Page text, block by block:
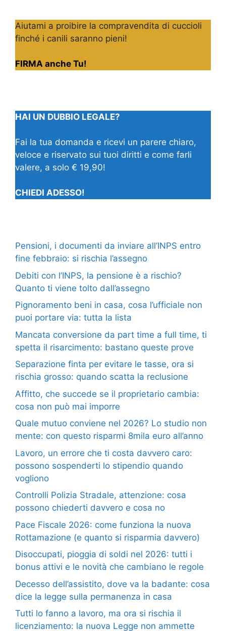
Aiutami a proibire la compravendita di cuccioli
finché i canili saranno pieni!
FIRMA anche Tu!
HAI UN DUBBIO LEGALE?
Fai la tua domanda e ricevi un parere chiaro,
veloce e riservato sui tuoi diritti e come farli
valere, a solo € 19,90!
CHIEDI ADESSO!
Pensioni, i documenti da inviare all’INPS entro
fine febbraio: si rischia l’assegno
Debiti con l’INPS, la pensione è a rischio?
Quanto ti viene tolto dall’assegno
Pignoramento beni in casa, cosa l’ufficiale non
puoi portare via: tutta la lista
Mancata conversione da part time a full time, ti
spetta il risarcimento: bastano queste prove
Separazione finta per evitare le tasse, ora si
rischia grosso: quando scatta la reclusione
Affitto, che succede se il proprietario cambia:
cosa non può mai imporre
Quale mutuo conviene nel 2026? Lo studio non
mente: con questo risparmi 8mila euro all’anno
Lavoro, un errore che ti costa davvero caro:
possono sospenderti lo stipendio quando
vogliono
Controlli Polizia Stradale, attenzione: cosa
possono chiederti davvero e cosa no
Pace Fiscale 2026: come funziona la nuova
Rottamazione (e quanto si risparmia davvero)
Disoccupati, pioggia di soldi nel 2026: tutti i
bonus attivi e le novità che cambiano le regole
Decesso dell’assistito, dove va la badante: cosa
dice la legge sulla permanenza in casa
Tutti lo fanno a lavoro, ma ora si rischia il
licenziamento: la nuova Legge non ammette